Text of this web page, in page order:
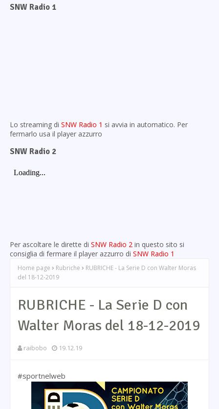
SNW Radio 1
Lo streaming di SNW Radio 1 si avvia in automatico. Per
fermarlo usa il player azzurro
SNW Radio 2
Per ascoltare le dirette di SNW Radio 2 in questo sito si
consiglia di fermare il player azzurro di SNW Radio 1
Home page Rubriche
RUBRICHE - La Serie D con Walter Moras
del 18-12-2019
RUBRICHE - La Serie D con
Walter Moras del 18-12-2019
raibobo 19.12.19
#sportnelweb